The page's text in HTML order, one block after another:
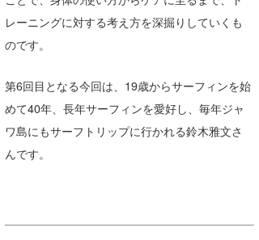
レーニングに対する考え方を深掘りしていくも
のです。
第6回目となる今回は、19歳からサーフィンを始
めて40年、長年サーフィンを愛好し、毎年ジャ
ワ島にもサーフトリップに行かれる鈴木雅文さ
んです。
沖縄
ライター/寄稿メディア